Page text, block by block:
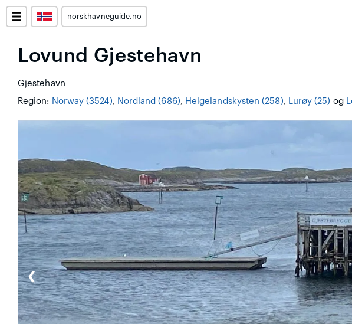
norskhavneguide.no
Lovund Gjestehavn
Gjestehavn
Region: Norway (3524), Nordland (686), Helgelandskysten (258), Lurøy (25) og
❮